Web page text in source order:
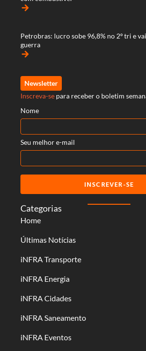
Categorias
Home
Últimas Notícias
iNFRA Transporte
iNFRA Energia
iNFRA Cidades
iNFRA Saneamento
iNFRA Eventos
arrow_forward
Petrobras: lucro sobe 96,8% no 2º tri e
guerra
arrow_forward
Newsletter
Inscreva-se para receber o boletim
Nome
Seu melhor e-mail
INSCREVER-SE